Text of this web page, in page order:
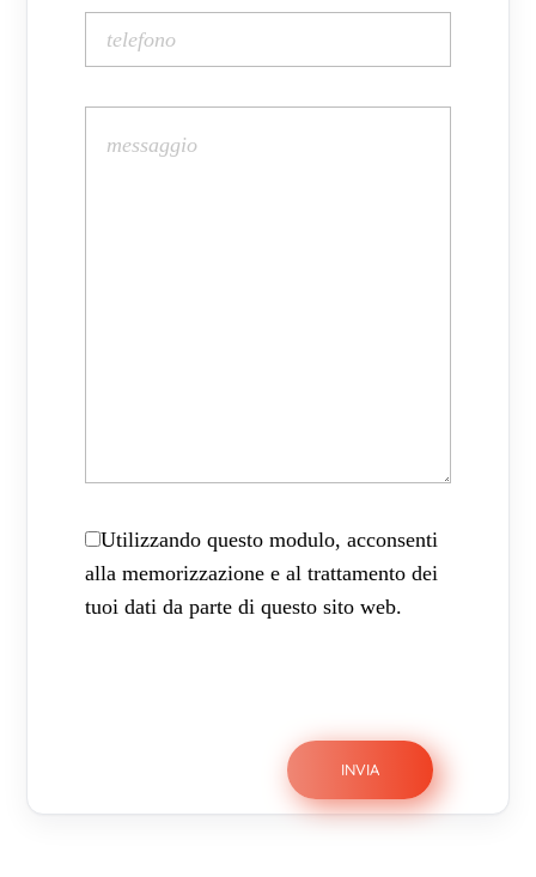
Utilizzando questo modulo, acconsenti
alla memorizzazione e al trattamento dei
tuoi dati da parte di questo sito web.